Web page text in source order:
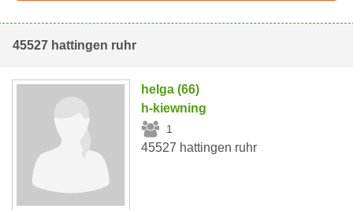
45527 hattingen ruhr
helga (66)
h-kiewning
1
45527 hattingen ruhr